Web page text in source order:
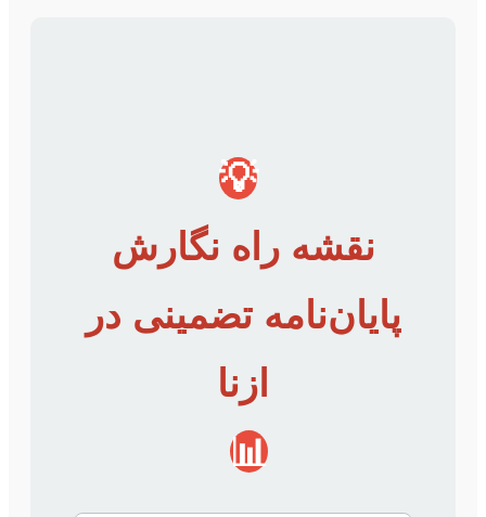
💡
نقشه راه نگارش
پایان‌نامه تضمینی در
ازنا
📊